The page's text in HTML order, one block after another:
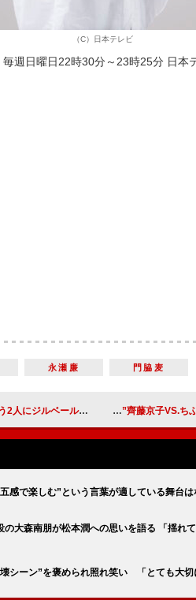
（C）日本テレビ
週日曜日22時30分～23時25分 日本
永瀬廉 門脇麦
ジルベールから年齢マウントかまされたのね」
感で楽しむ”という言葉が適している舞台は
の大森南朋が松本潤への思いを語る 「揺れ
シーン”を褒められ照れ笑い 「とても大切